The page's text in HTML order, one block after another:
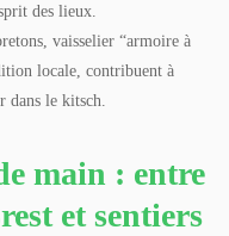
des lieux.
vaisselier “armoire à
locale, contribuent à
dans le kitsch.
main : entre
et sentiers